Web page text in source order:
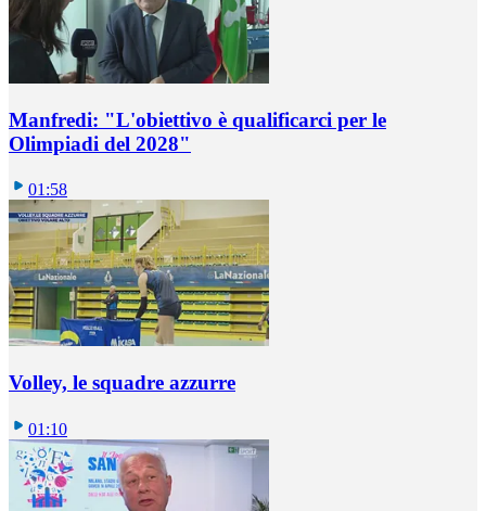
Manfredi: "L'obiettivo è qualificarci per le
Olimpiadi del 2028"
01:58
Volley, le squadre azzurre
01:10